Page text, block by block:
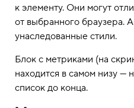
к элементу. Они могут
от выбранного браузера.
унаследованные стили.
Блок с метриками (на
находится в самом низу —
список до конца.